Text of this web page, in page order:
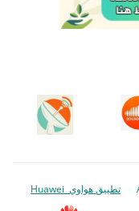
تطبيق هواوي Huawei